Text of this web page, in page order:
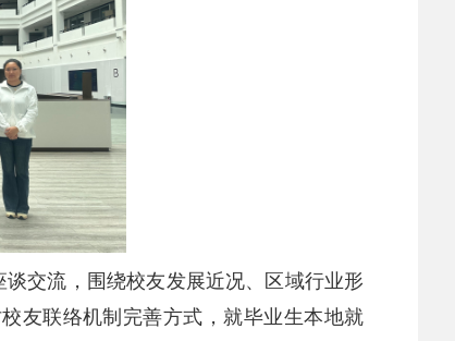
交流，围绕校友发展近况、区域行业形
友联络机制完善方式，就毕业生本地就